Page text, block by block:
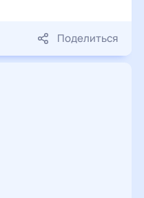
Поделиться